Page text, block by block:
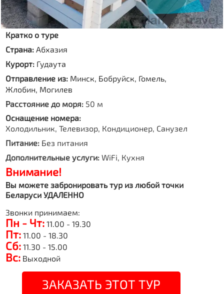
Кратко о туре
Страна:Абхазия
Курорт: Гудаута
Отправление из: Минск, Бобруйск, Гомель,
Жлобин, Могилев
Расстояние до моря: 50 м
Оснащение номера:
Холодильник, Телевизор, Кондиционер, Санузел
Питание: Без питания
Дополнительные услуги: WiFi, Кухня
Внимание!
Вы можете забронировать тур из любой точки
Беларуси УДАЛЕННО
Звонки принимаем:
Пн - Чт: 11.00 - 19.30
Пт: 11.00 - 18.30
Сб: 11.30 - 15.00
Вс: Выходной
ЗАКАЗАТЬ ЭТОТ ТУР